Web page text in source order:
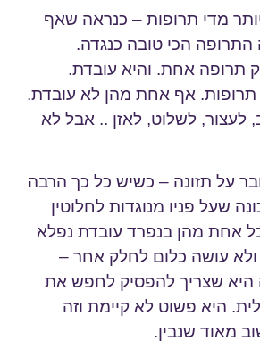
מדי תרופות – כנראה שאף
הכי טובה כנגדה.
תרופה אחת. והיא עובדת.
לסוכרת – יש 20 תרופות. אף אחת מהן לא עובדת.
לעצור, לשלוט, לאזן .. אבל לא
על תזונה – כשיש כל כך הרבה
שעל פניו מנוגדות לחלוטין
אחת מהן בנפרד עובדת נפלא
עושה כלום לחלק אחר –
היא שצריך להפסיק לחפש את
היא פשוט לא קיימת וזה
מאוד שנבין.